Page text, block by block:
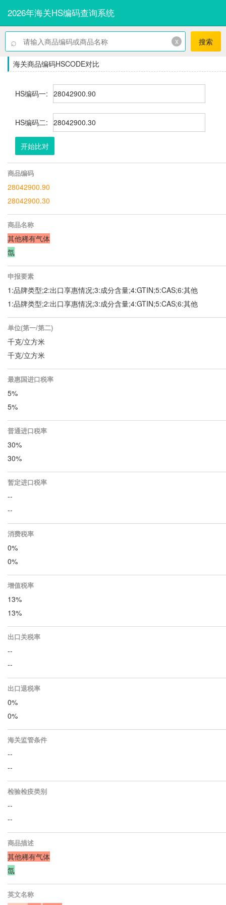
2026年海关HS编码查询系统
⌕ x 搜索
海关商品编码HSCODE对比
HS编码一:
HS编码二:
开始比对
商品编码
28042900.90
28042900.30
商品名称
其他稀有气体
氙
申报要素
1:品牌类型;2:出口享惠情况;3:成分含量;4:GTIN;5:CAS;6:其他
1:品牌类型;2:出口享惠情况;3:成分含量;4:GTIN;5:CAS;6:其他
单位(第一/第二)
千克/立方米
千克/立方米
最惠国进口税率
5%
5%
普通进口税率
30%
30%
暂定进口税率
--
--
消费税率
0%
0%
增值税率
13%
13%
出口关税率
--
--
出口退税率
0%
0%
海关监管条件
--
--
检验检疫类别
--
--
商品描述
其他稀有气体
氙
英文名称